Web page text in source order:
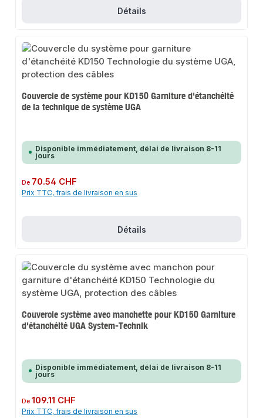
Détails
Couvercle de système pour KD150 Garniture d'étanchéité
de la technique de système UGA
Disponible immédiatement, délai de livraison 8-11
jours
Prix régulier :
De 70.54 CHF
Prix TTC, frais de livraison en sus
Détails
Couvercle système avec manchette pour KD150 Garniture
d'étanchéité UGA System-Technik
Disponible immédiatement, délai de livraison 8-11
jours
Prix régulier :
De109.11 CHF
Prix TTC, frais de livraison en sus